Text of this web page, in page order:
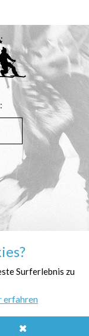
Surferlebnis zu
erfahren